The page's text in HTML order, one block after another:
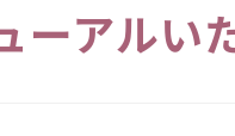
ーアルい